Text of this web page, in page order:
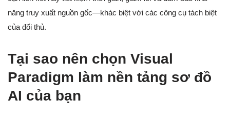
năng truy xuất nguồn gốc—khác biệt với các công cụ tách biệt
của đối thủ.
Tại sao nên chọn Visual
Paradigm làm nền tảng sơ đồ
AI của bạn